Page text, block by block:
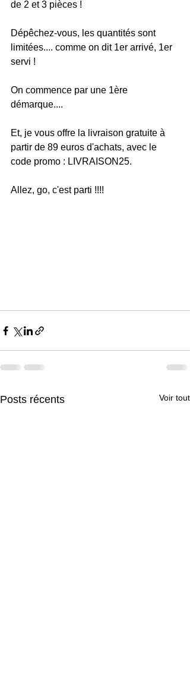
de 2 et 3 pièces !
Dépêchez-vous, les quantités sont
limitées.... comme on dit 1er arrivé, 1er
servi !
On commence par une 1ère
démarque....
Et, je vous offre la livraison gratuite à
partir de 89 euros d'achats, avec le
code promo : LIVRAISON25.
Allez, go, c'est parti !!!!
Posts récents Voir tout